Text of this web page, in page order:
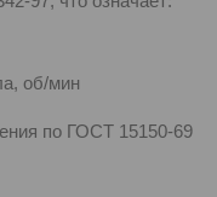
об/мин
по ГОСТ 15150-69